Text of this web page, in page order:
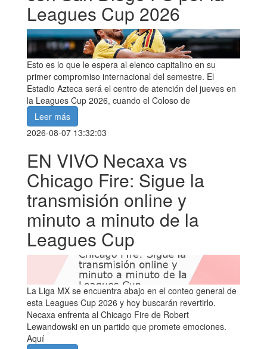
Leagues Cup 2026
Esto es lo que le espera al elenco capitalino en su
primer compromiso internacional del semestre. El
Estadio Azteca será el centro de atención del jueves en
la Leagues Cup 2026, cuando el Coloso de
Leer más
2026-08-07 13:32:03
EN VIVO Necaxa vs
Chicago Fire: Sigue la
transmisión online y
minuto a minuto de la
Leagues Cup
La Liga MX se encuentra abajo en el conteo general de
esta Leagues Cup 2026 y hoy buscarán revertirlo.
Necaxa enfrenta al Chicago Fire de Robert
Lewandowski en un partido que promete emociones.
Aquí